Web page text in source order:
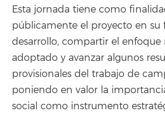
Esta jornada tiene como
públicamente el proyecto en su
desarrollo, compartir el
adoptado y avanzar algunos
provisionales del trabajo de
poniendo en valor la
social como instrumento